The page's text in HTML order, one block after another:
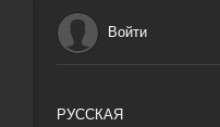
Войти
РУССКАЯ